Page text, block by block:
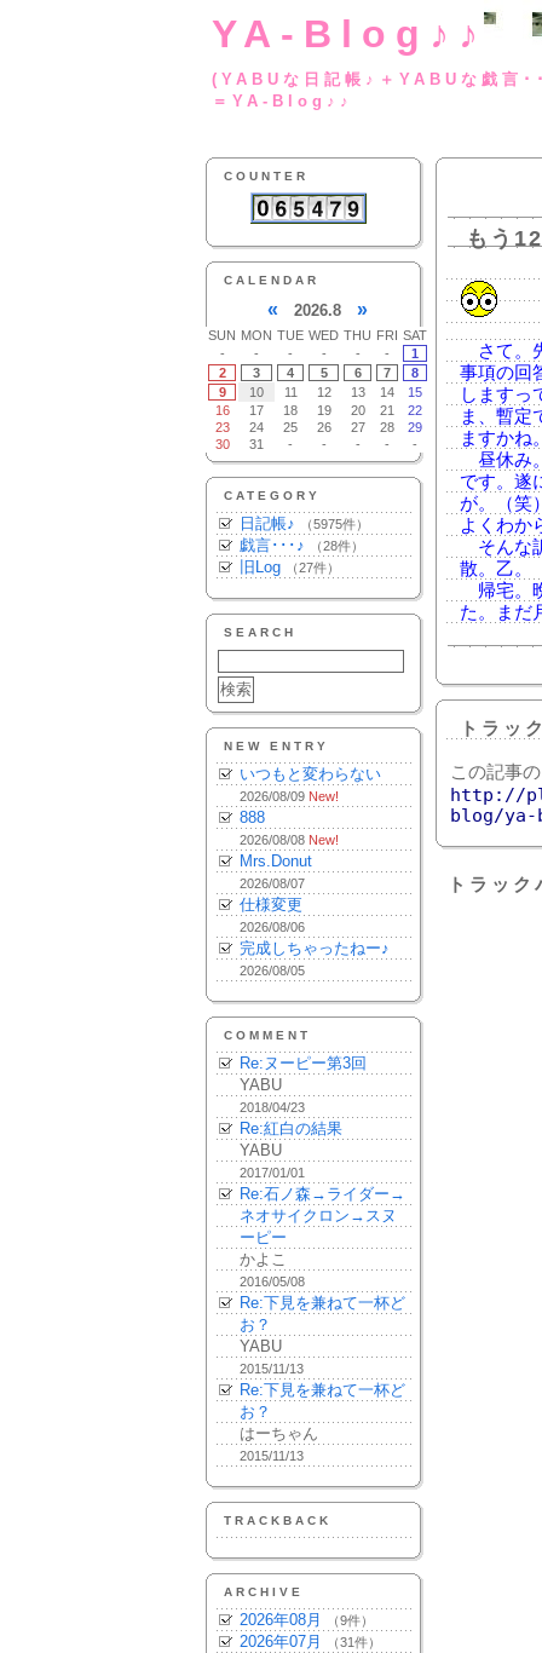
YA-Blog♪♪
(YABUな日記帳♪
＝YA-Blog♪♪
COUNTER
CALENDAR
« 2026.8 »
SUN MON TUE WED THU FRI SAT
-
- - - - -
1
2
3 4 5 6 7
8
9
10 11 12 13 14
15
16
17 18 19 20 21
22
23
24 25 26 27 28
29
30
31 - - - - -
CATEGORY
日記帳♪ （5975件）
戯言･･･♪ （28件）
旧Log （27件）
SEARCH
NEW ENTRY
いつもと変わらない
2026/08/09 New!
888
2026/08/08 New!
Mrs.Donut
2026/08/07
仕様変更
2026/08/06
完成しちゃったねー♪
2026/08/05
COMMENT
Re:ヌーピー第3回
YABU
2018/04/23
Re:紅白の結果
YABU
2017/01/01
Re:石ノ森→ライダー→
ネオサイクロン→スヌ
ーピー
かよこ
2016/05/08
Re:下見を兼ねて一杯ど
お？
YABU
2015/11/13
Re:下見を兼ねて一杯ど
お？
はーちゃん
2015/11/13
TRACKBACK
ARCHIVE
2026年08月 （9件）
2026年07月 （31件）
もう
さて。
事項の回
します
ま、暫定
ますかね
昼休み
です。遂
が。（笑
よくわか
そんな
散。乙。
帰宅。
た。まだ
トラッ
この記事
http://
blog/ya-
トラッ